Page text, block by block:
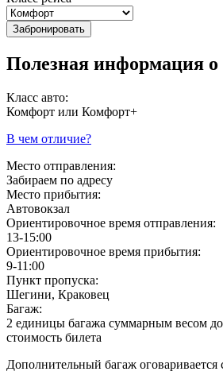
Забронировать
Полезная информация о
Класс авто:
Комфорт или Комфорт+
В чем отличие?
Место отправления:
Забираем по адресу
Место прибытия:
Автовокзал
Ориентировочное время отправления:
13-15:00
Ориентировочное время прибытия:
9-11:00
Пункт пропуска:
Шегини, Краковец
Багаж:
2 единицы багажа суммарным весом до
стоимость билета
Дополнительный багаж оговаривается